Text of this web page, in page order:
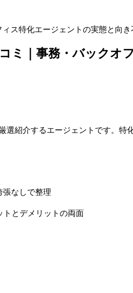
ス特化エージェントの実態と向き
ミ｜事務・バックオ
選紹介するエージェントです。
張なしで整理
トとデメリットの両面